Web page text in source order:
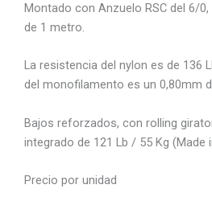
Montado con Anzuelo RSC del 6/
de 1 metro.
La resistencia del nylon es de
del monofilamento es un 0,80mm
Bajos reforzados, con rolling
integrado de 121 Lb / 55 Kg (Made
Precio por unidad